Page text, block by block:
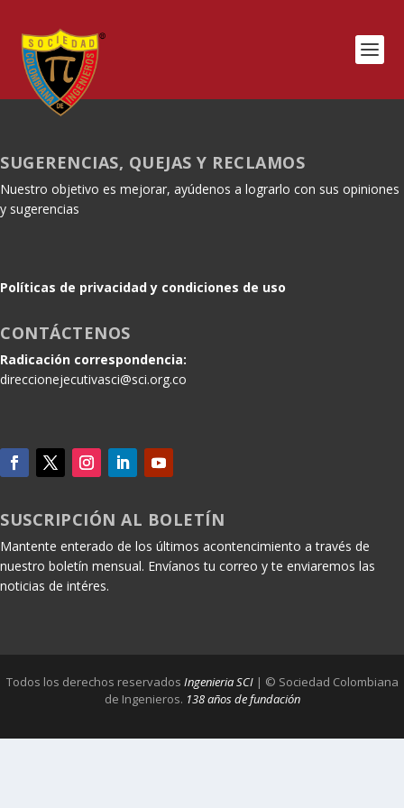
SUGERENCIAS, QUEJAS Y RECLAMOS
Nuestro objetivo es mejorar, ayúdenos a lograrlo con sus opiniones
y sugerencias
Políticas de privacidad y condiciones de uso
CONTÁCTENOS
Radicación correspondencia:
direccionejecutivasci@sci.org.co
SUSCRIPCIÓN AL BOLETÍN
Mantente enterado de los últimos acontencimiento a través de
nuestro boletín mensual. Envíanos tu correo y te enviaremos las
noticias de intéres.
Todos los derechos reservados Ingenieria SCI | © Sociedad Colombiana
de Ingenieros. 138 años de fundación